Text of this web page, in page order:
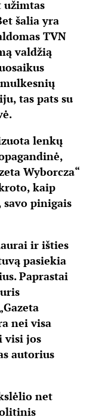
užimtas
šalia yra
TVN
valdžią
tas pats su
lenkų
Wyborcza“
kaip
pinigais
ir išties
pasiekia
Paprastai
nei visa
visi jos
autorius
net